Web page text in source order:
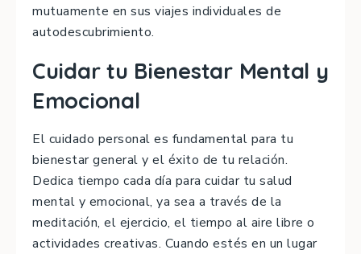
mutuamente en sus viajes individuales de
autodescubrimiento.
Cuidar tu Bienestar Mental y
Emocional
El cuidado personal es fundamental para tu
bienestar general y el éxito de tu relación.
Dedica tiempo cada día para cuidar tu salud
mental y emocional, ya sea a través de la
meditación, el ejercicio, el tiempo al aire libre o
actividades creativas. Cuando estés en un lugar